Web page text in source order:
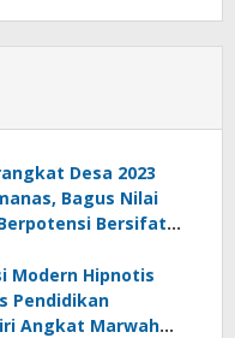
Desa 2023
Bagus Nilai
Bersifat
Modern Hipnotis
Pendidikan
Angkat Marwah